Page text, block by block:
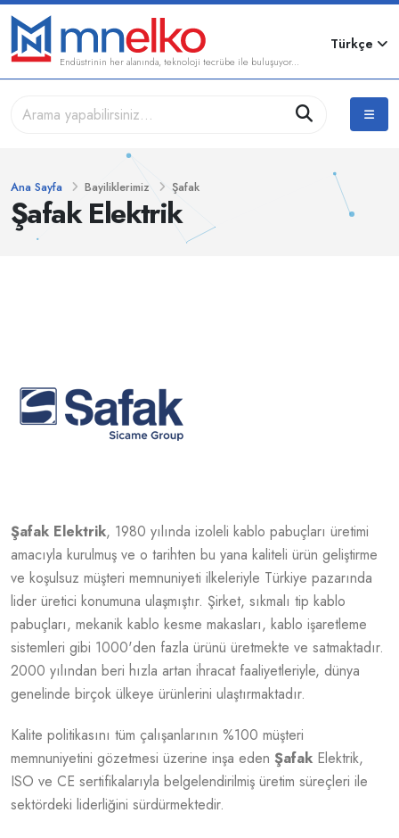
Endüstrinin her alanında, teknoloji tecrübe ile buluşuyor...
Türkçe
Şafak Elektrik
Ana Sayfa Bayiliklerimiz Şafak
Şafak Elektrik, 1980 yılında izoleli kablo pabuçları üretimi
amacıyla kurulmuş ve o tarihten bu yana kaliteli ürün geliştirme
ve koşulsuz müşteri memnuniyeti ilkeleriyle Türkiye pazarında
lider üretici konumuna ulaşmıştır. Şirket, sıkmalı tip kablo
pabuçları, mekanik kablo kesme makasları, kablo işaretleme
sistemleri gibi 1000'den fazla ürünü üretmekte ve satmaktadır.
2000 yılından beri hızla artan ihracat faaliyetleriyle, dünya
genelinde birçok ülkeye ürünlerini ulaştırmaktadır.
Kalite politikasını tüm çalışanlarının %100 müşteri
memnuniyetini gözetmesi üzerine inşa eden Şafak Elektrik,
ISO ve CE sertifikalarıyla belgelendirilmiş üretim süreçleri ile
sektördeki liderliğini sürdürmektedir.